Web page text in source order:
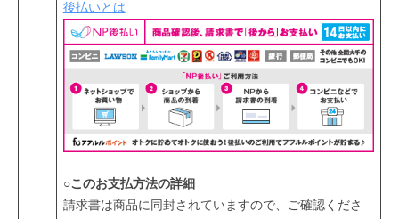
後払いとは
○このお支払方法の詳細
請求書は商品に同封されていますので、ご確認くださ